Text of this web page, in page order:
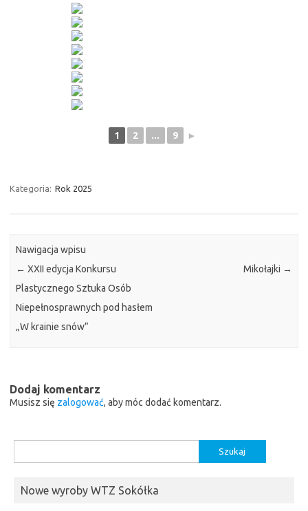
1 2 ... 9 ►
Kategoria: Rok 2025
Nawigacja wpisu
← XXII edycja Konkursu
Plastycznego Sztuka Osób
Niepełnosprawnych pod hasłem
„W krainie snów”
Mikołajki →
Dodaj komentarz
Musisz się zalogować, aby móc dodać komentarz.
Nowe wyroby WTZ Sokółka